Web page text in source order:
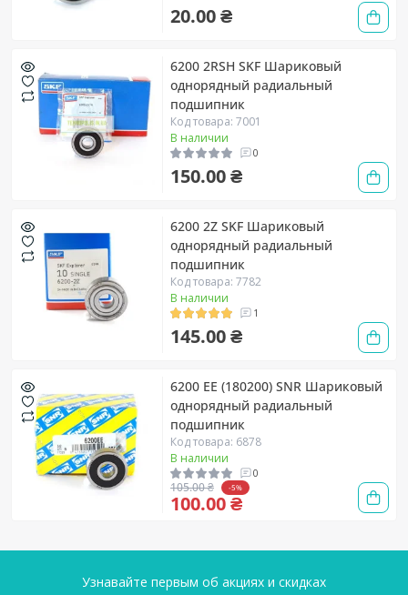
20.00 ₴
6200 2RSH SKF Шариковый
однорядный радиальный
подшипник
Код товара: 7001
В наличии
0
150.00 ₴
6200 2Z SKF Шариковый
однорядный радиальный
подшипник
Код товара: 7782
В наличии
1
145.00 ₴
6200 EE (180200) SNR Шариковый
однорядный радиальный
подшипник
Код товара: 6878
В наличии
0
105.00 ₴ -5%
100.00 ₴
Узнавайте первым об акциях и скидках